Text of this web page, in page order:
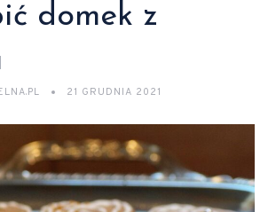
domek z
21 GRUDNIA 2021